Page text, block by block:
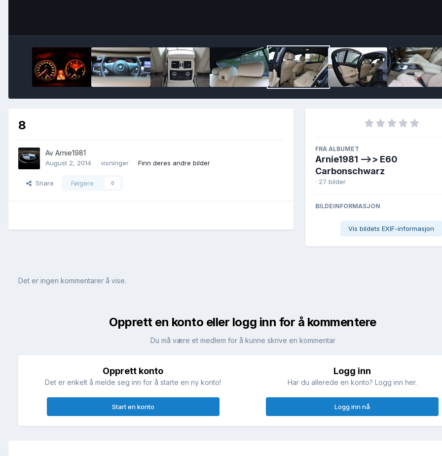
8
Av Arnie1981
August 2, 2014 visninger Finn deres andre bilder
Share Følgere 0
FRA ALBUMET
Arnie1981 -->> E60
Carbonschwarz
· 27 bilder
BILDEINFORMASJON
Vis bildets EXIF-informasjon
Det er ingen kommentarer å vise.
Opprett en konto eller logg inn for å kommentere
Du må være et medlem for å kunne skrive en kommentar
Opprett konto
Det er enkelt å melde seg inn for å starte en ny konto!
Start en konto
Logg inn
Har du allerede en konto? Logg inn her.
Logg inn nå